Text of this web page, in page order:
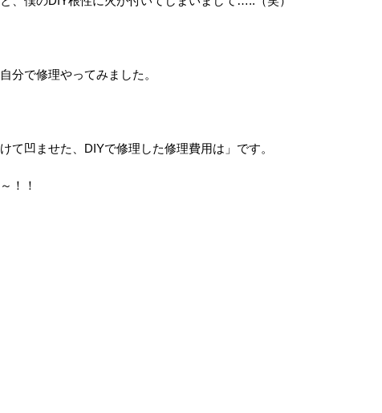
で修理やってみました。
て凹ませた、DIYで修理した修理費用は」です。
！！